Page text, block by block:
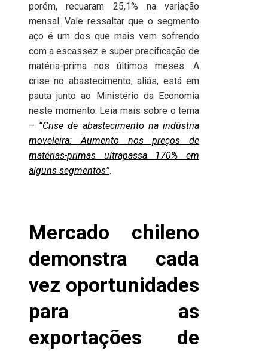
porém, recuaram 25,1% na variação
mensal. Vale ressaltar que o segmento
aço é um dos que mais vem sofrendo
com a escassez e super precificação de
matéria-prima nos últimos meses. A
crise no abastecimento, aliás, está em
pauta junto ao Ministério da Economia
neste momento. Leia mais sobre o tema
– “Crise de abastecimento na indústria
moveleira: Aumento nos preços de
matérias-primas ultrapassa 170% em
alguns segmentos”.
Mercado chileno
demonstra cada
vez oportunidades
para as
exportações de